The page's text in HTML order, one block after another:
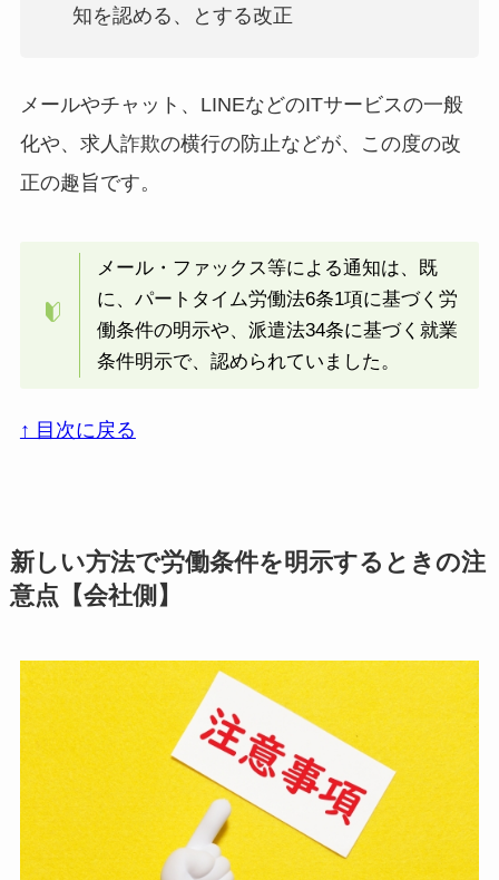
知を認める、とする改正
メールやチャット、LINEなどのITサービスの一般
化や、求人詐欺の横行の防止などが、この度の改
正の趣旨です。
メール・ファックス等による通知は、既
に、パートタイム労働法6条1項に基づく労
働条件の明示や、派遣法34条に基づく就業
条件明示で、認められていました。
↑ 目次に戻る
新しい方法で労働条件を明示するときの注
意点【会社側】